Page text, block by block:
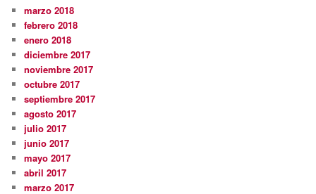
marzo 2018
febrero 2018
enero 2018
diciembre 2017
noviembre 2017
octubre 2017
septiembre 2017
agosto 2017
julio 2017
junio 2017
mayo 2017
abril 2017
marzo 2017